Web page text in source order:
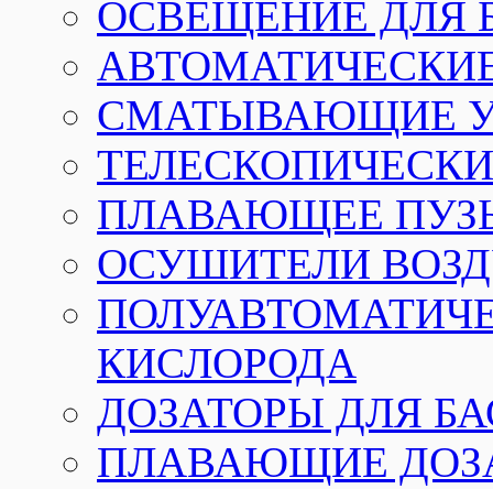
ОСВЕЩЕНИЕ ДЛЯ
СМАТЫВАЮЩИЕ
ПЛАВАЮЩЕЕ
ОСУШИТЕЛИ
КИСЛОРОДА
ДОЗАТОРЫ ДЛЯ
ПЛАВАЮЩИЕ